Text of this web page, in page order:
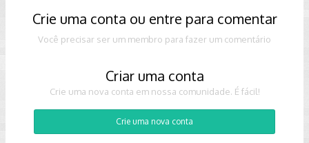
Crie uma conta ou entre para comentar
Você precisar ser um membro para fazer um comentário
Criar uma conta
Crie uma nova conta em nossa comunidade. É fácil!
Crie uma nova conta